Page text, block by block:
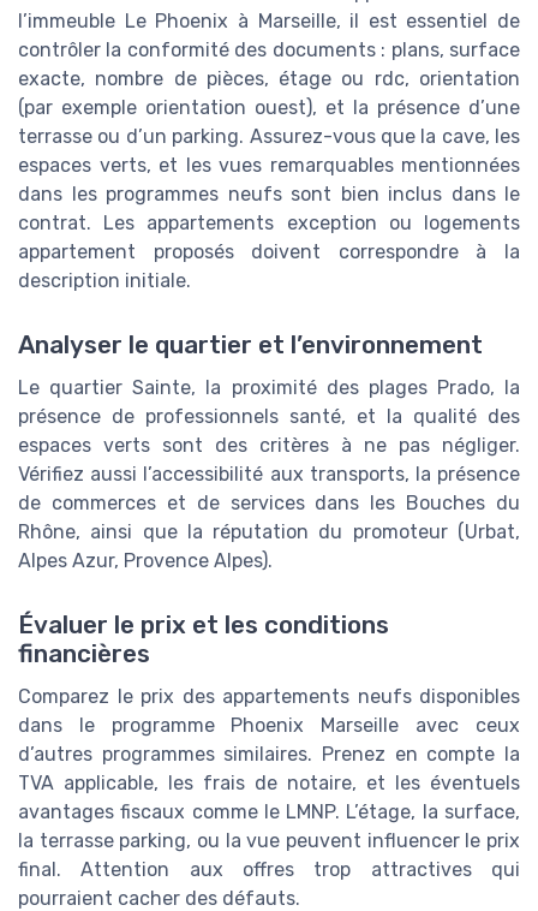
l’immeuble Le Phoenix à Marseille, il est essentiel de
contrôler la conformité des documents : plans, surface
exacte, nombre de pièces, étage ou rdc, orientation
(par exemple orientation ouest), et la présence d’une
terrasse ou d’un parking. Assurez-vous que la cave, les
espaces verts, et les vues remarquables mentionnées
dans les programmes neufs sont bien inclus dans le
contrat. Les appartements exception ou logements
appartement proposés doivent correspondre à la
description initiale.
Analyser le quartier et l’environnement
Le quartier Sainte, la proximité des plages Prado, la
présence de professionnels santé, et la qualité des
espaces verts sont des critères à ne pas négliger.
Vérifiez aussi l’accessibilité aux transports, la présence
de commerces et de services dans les Bouches du
Rhône, ainsi que la réputation du promoteur (Urbat,
Alpes Azur, Provence Alpes).
Évaluer le prix et les conditions
financières
Comparez le prix des appartements neufs disponibles
dans le programme Phoenix Marseille avec ceux
d’autres programmes similaires. Prenez en compte la
TVA applicable, les frais de notaire, et les éventuels
avantages fiscaux comme le LMNP. L’étage, la surface,
la terrasse parking, ou la vue peuvent influencer le prix
final. Attention aux offres trop attractives qui
pourraient cacher des défauts.